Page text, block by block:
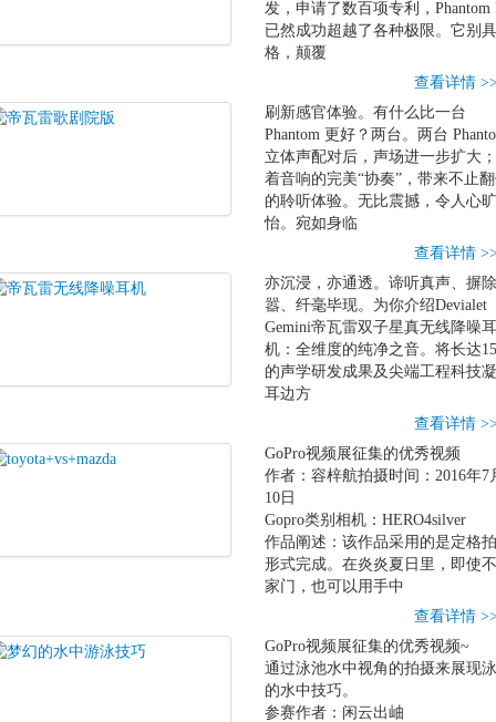
发，申请了数百项专利，Phantom
已然成功超越了各种极限。它别
格，颠覆
查看详情
刷新感官体验。有什么比一台
Phantom 更好？两台。两台
立体声配对后，声场进一步扩大
着音响的完美“协奏”，带来不止
的聆听体验。无比震撼，令人心
怡。宛如身临
查看详情
亦沉浸，亦通透。谛听真声、摒
嚣、纤毫毕现。为你介绍Devialet
Gemini帝瓦雷双子星真无线降噪耳
机：全维度的纯净之音。将长达
的声学研发成果及尖端工程科技
耳边方
查看详情
GoPro视频展征集的优秀视频
作者：容梓航拍摄时间：2016年7
10日
Gopro类别相机：HERO4silver
作品阐述：该作品采用的是定格
形式完成。在炎炎夏日里，即使
家门，也可以用手中
查看详情
GoPro视频展征集的优秀视频~
通过泳池水中视角的拍摄来展现
的水中技巧。
参赛作者：闲云出岫